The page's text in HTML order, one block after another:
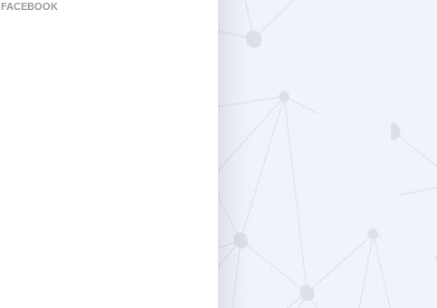
FACEBOOK